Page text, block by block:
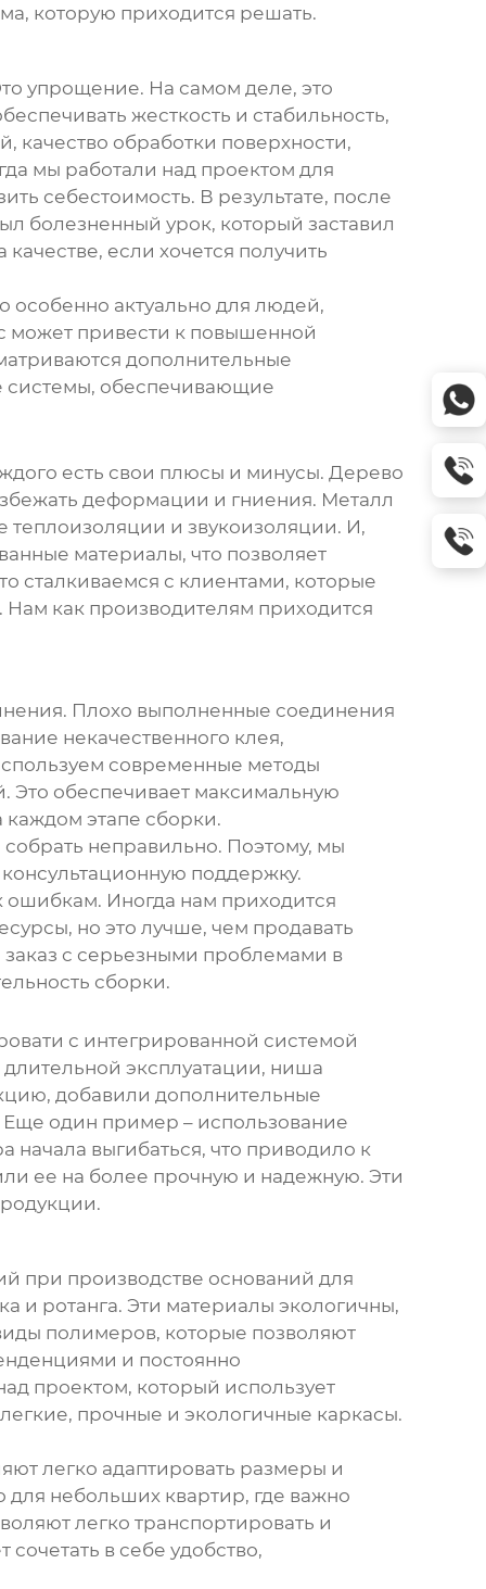
которую приходится решать.
упрощение. На самом деле, это
жесткость и стабильность,
качество обработки поверхности,
мы работали над проектом для
себестоимость. В результате, после
болезненный урок, который заставил
если хочется получить
актуально для людей,
может привести к повышенной
дополнительные
системы, обеспечивающие
есть свои плюсы и минусы. Дерево
деформации и гниения. Металл
теплоизоляции и звукоизоляции. И,
материалы, что позволяет
сталкиваемся с клиентами, которые
как производителям приходится
Плохо выполненные соединения
некачественного клея,
современные методы
Это обеспечивает максимальную
каждом этапе сборки.
неправильно. Поэтому, мы
поддержку.
ошибкам. Иногда нам приходится
но это лучше, чем продавать
заказ с серьезными проблемами в
сборки.
с интегрированной системой
эксплуатации, ниша
добавили дополнительные
один пример – использование
выгибаться, что приводило к
ее на более прочную и надежную. Эти
при производстве оснований для
и ротанга. Эти материалы экологичны,
полимеров, которые позволяют
и постоянно
проектом, который использует
прочные и экологичные каркасы.
легко адаптировать размеры и
для небольших квартир, где важно
легко транспортировать и
в себе удобство,